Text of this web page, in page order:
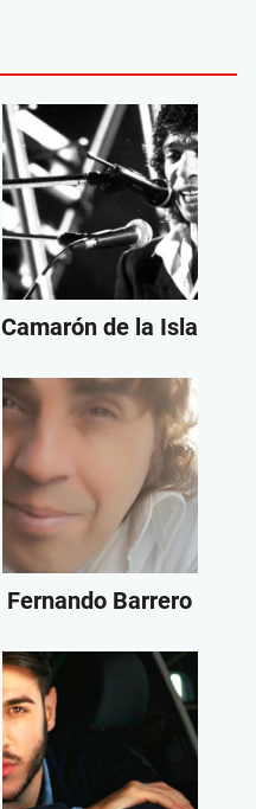
Camarón de la Isla
Fernando Barrero